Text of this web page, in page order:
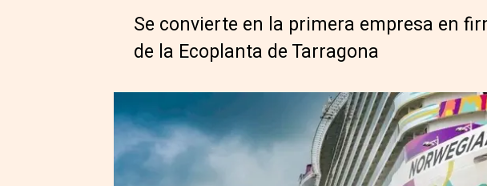
Se convierte en la primera empresa en
de la Ecoplanta de Tarragona